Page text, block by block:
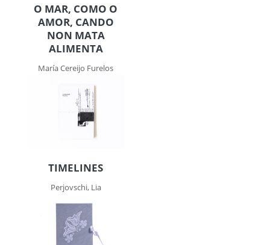
O MAR, COMO O
AMOR, CANDO
NON MATA
ALIMENTA
María Cereijo Furelos
TIMELINES
Perjovschi, Lia